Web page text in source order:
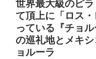
世界最大級のピ
て頂上に「ロス
っている『チョ
の巡礼地とメキ
ョルーラ